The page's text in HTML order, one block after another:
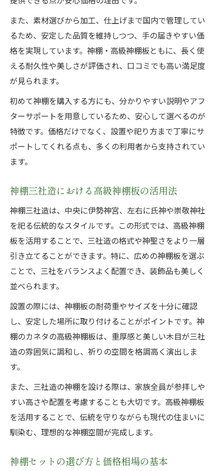
また、素材選びから加工、仕上げまで国内で管理してい
るため、安定した品質を維持しつつ、手の届きやすい価
格を実現しています。神棚・高級神棚板ともに、長く使
える耐久性や美しさが評価され、口コミでも高い満足度
が見られます。
初めて神棚を購入する方にも、分かりやすい説明やアフ
ターサポートを用意しているため、安心して選べるのが
特徴です。価格だけでなく、設置や祀り方まで丁寧にサ
ポートしてくれる点も、多くの利用者から支持されてい
ます。
神棚三社造における高級神棚板の活用法
神棚三社造は、中央に伊勢神宮、左右に氏神や崇敬神社
を祀る伝統的なスタイルです。この形式では、高級神棚
板を活用することで、三社造の格式や神聖さをより一層
引き立てることができます。特に、広めの神棚板を選ぶ
ことで、三社をバランスよく配置でき、装飾品も美しく
並べられます。
設置の際には、神棚板の耐荷重やサイズを十分に確認
し、安定した場所に取り付けることがポイントです。神
棚のカネタの高級神棚板は、重厚感と美しい木目が三社
造の雰囲気に調和し、祈りの空間を格調高く演出しま
す。
また、三社造の神棚を設ける際は、家族全員が参拝しや
すい高さや配置を考慮することも大切です。高級神棚板
を活用することで、伝統を守りながらも現代の住まいに
馴染む、理想的な神棚空間が完成します。
神棚セットの選び方と価格相場の基本